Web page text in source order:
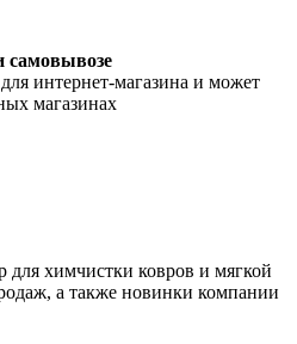
самовывозе
интернет-магазина и может
магазинах
химчистки ковров и мягкой
а также новинки компании